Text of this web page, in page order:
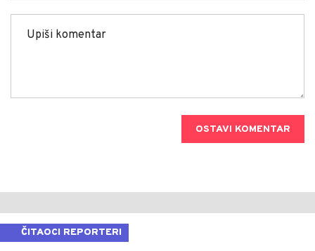
OSTAVI KOMENTAR
ČITAOCI REPORTERI